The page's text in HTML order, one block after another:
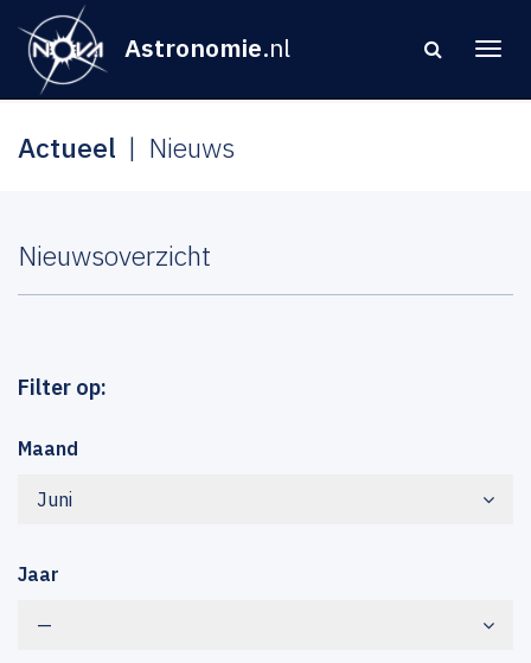
Astronomie.nl
Actueel Nieuws
Nieuwsoverzicht
Filter op:
Maand
Juni
Jaar
—